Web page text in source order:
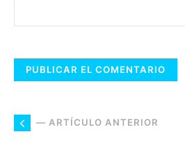
— ARTÍCULO ANTERIOR